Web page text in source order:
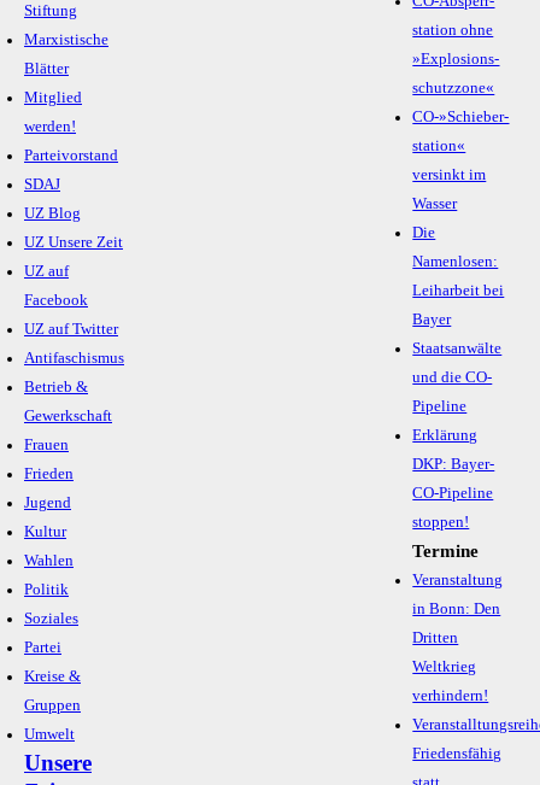
Stiftung
Marxistische
Blätter
Mitglied
werden!
Parteivorstand
SDAJ
UZ Blog
UZ Unsere Zeit
UZ auf
Facebook
UZ auf Twitter
Antifaschismus
Betrieb &
Gewerkschaft
Frauen
Frieden
Jugend
Kultur
Wahlen
Politik
Soziales
Partei
Kreise &
Gruppen
Umwelt
Unsere
station ohne
»Explo­sions­
schutz­zone«
CO-»Schieber­
station«
versinkt im
Wasser
Die
Namenlosen:
Leiharbeit bei
Bayer
Staatsanwälte
und die CO-
Pipeline
Erklärung
DKP: Bayer-
CO-Pipeline
stoppen!
Termine
Veranstaltung
in Bonn: Den
Dritten
Weltkrieg
verhindern!
Friedensfähig